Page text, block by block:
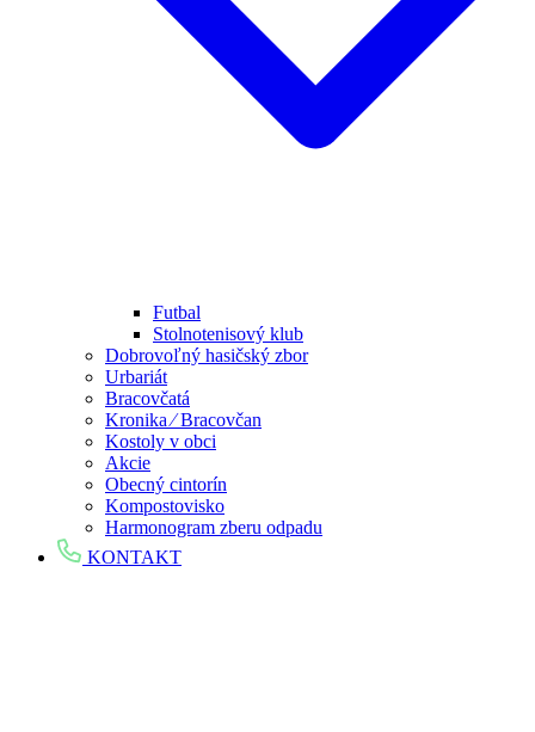
Futbal
Stolnotenisový klub
Dobrovoľný hasičský zbor
Urbariát
Bracovčatá
Kronika ⁄ Bracovčan
Kostoly v obci
Akcie
Obecný cintorín
Kompostovisko
Harmonogram zberu odpadu
KONTAKT